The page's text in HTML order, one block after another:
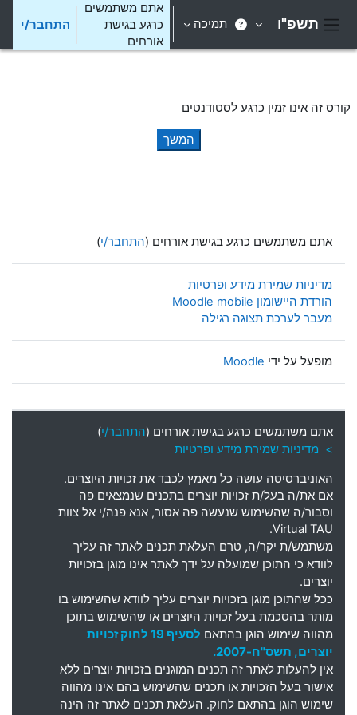
תשפ"ו תמיכה
אתם משתמשים
כרגע בגישת
אורחים
התחבר/י
קורס זה אינו זמין כרגע לסטודנטים
המשך
אתם משתמשים כרגע בגישת אורחים (התחבר/י)
מדיניות שמירת מידע ופרטיות
הורדת היישומון Moodle mobile
מעבר לערכת תצוגה רגילה
מופעל על ידי Moodle
אתם משתמשים כרגע בגישת אורחים (התחבר/י)
> מדיניות שמירת מידע ופרטיות
האוניברסיטה עושה כל מאמץ לכבד את זכויות היוצרים.
אם את/ה בעל/ת זכויות יוצרים בתכנים שנמצאים פה
וסבור/ה שהשימוש שנעשה פה אסור, אנא פנה/י אל צוות
Virtual TAU.
משתמש/ת יקר/ה, טרם העלאת תכנים לאתר זה עליך
לוודא כי התוכן שמועלה על ידך לאתר אינו מוגן בזכויות
יוצרים.
ככל שהתוכן מוגן בזכויות יוצרים עליך לוודא שהשימוש בו
מותר בהסכמת בעל זכויות היוצרים או שהשימוש בתוכן
מהווה שימוש הוגן בהתאם
לסעיף 19 לחוק זכויות
יוצרים, תשס"ח-2007.
אין להעלות לאתר זה תכנים המוגנים בזכויות יוצרים ללא
אישור בעל הזכויות או תכנים שהשימוש בהם אינו מהווה
שימוש הוגן בהתאם לחוק. העלאת תכנים לאתר זה הינה